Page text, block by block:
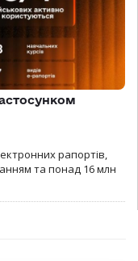
рапортів,
та понад 16 млн